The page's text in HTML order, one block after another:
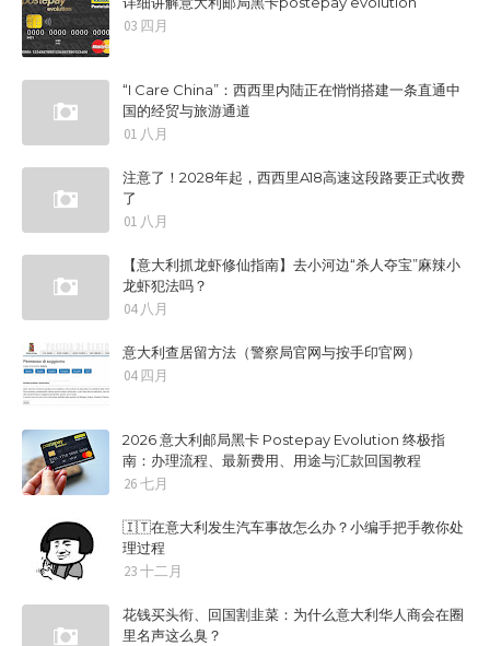
03 四月
“I Care China”：西西里内陆正在悄悄搭建一条直通中
国的经贸与旅游通道
01 八月
注意了！2028年起，西西里A18高速这段路要正式收费
了
01 八月
【意大利抓龙虾修仙指南】去小河边“杀人夺宝”麻辣小
龙虾犯法吗？
04 八月
意大利查居留方法（警察局官网与按手印官网）
04 四月
2026 意大利邮局黑卡 Postepay Evolution 终极指
南：办理流程、最新费用、用途与汇款回国教程
26 七月
🇮🇹在意大利发生汽车事故怎么办？小编手把手教你处
理过程
23 十二月
花钱买头衔、回国割韭菜：为什么意大利华人商会在圈
里名声这么臭？